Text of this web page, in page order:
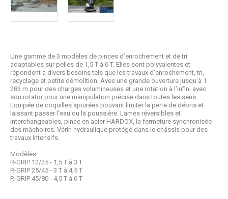
Une gamme de 3 modèles de pinces d’enrochement et de tri
adaptables sur pelles de 1,5 T à 6 T. Elles sont polyvalentes et
répondent à divers besoins tels que les travaux d’enrochement, tri,
recyclage et petite démolition. Avec une grande ouverture jusqu’à 1
283 m pour des charges volumineuses et une rotation à l’infini avec
son rotator pour une manipulation précise dans toutes les sens.
Equipée de coquilles ajourées pouvant limiter la perte de débris et
laissant passer l’eau ou la poussière. Lames réversibles et
interchangeables, pince en acier HARDOX, la fermeture synchronisée
des mâchoires. Vérin hydraulique protégé dans le châssis pour des
travaux intensifs.
Modèles :
R-GRIP 12/25 - 1,5 T à 3 T
R-GRIP 25/45 - 3 T à 4,5 T
R-GRIP 45/80 - 4,5 T à 6 T